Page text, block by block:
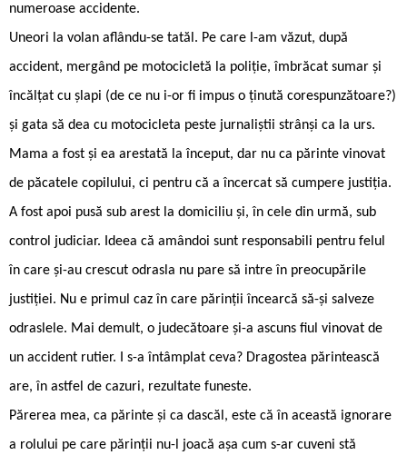
numeroase accidente.
Uneori la volan aflându-se tatăl. Pe care l-am văzut, după
accident, mergând pe motocicletă la poliție, îmbrăcat sumar și
încălțat cu șlapi (de ce nu i-or fi impus o ținută corespunzătoare?)
și gata să dea cu motocicleta peste jurnaliștii strânși ca la urs.
Mama a fost și ea arestată la început, dar nu ca părinte vinovat
de păcatele copilului, ci pentru că a încercat să cumpere justiția.
A fost apoi pusă sub arest la domiciliu și, în cele din urmă, sub
control judiciar. Ideea că amândoi sunt responsabili pentru felul
în care și-au crescut odrasla nu pare să intre în preocupările
justiției. Nu e primul caz în care părinții încearcă să-și salveze
odraslele. Mai demult, o judecătoare și-a ascuns fiul vinovat de
un accident rutier. I s-a întâmplat ceva? Dragostea părintească
are, în astfel de cazuri, rezultate funeste.
Părerea mea, ca părinte și ca dascăl, este că în această ignorare
a rolului pe care părinții nu-l joacă așa cum s-ar cuveni stă